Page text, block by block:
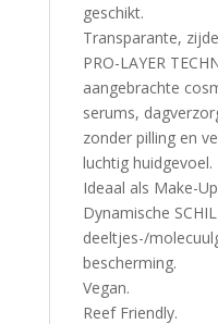
geschikt.
Transparante,
PRO-LAYER
aangebrachte
serums,
zonder pilling en
luchtig huidgevoel.
Ideaal als Make-
Dynamische
deeltjes-/
bescherming.
Vegan.
Reef Friendly.